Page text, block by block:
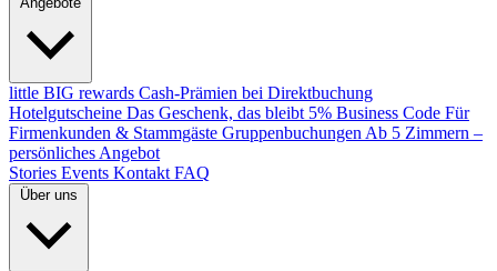
little BIG rewards Cash-Prämien bei Direktbuchung
Hotelgutscheine Das Geschenk, das bleibt 5% Business Code Für
Firmenkunden & Stammgäste Gruppenbuchungen Ab 5 Zimmern –
persönliches Angebot
Stories Events Kontakt FAQ